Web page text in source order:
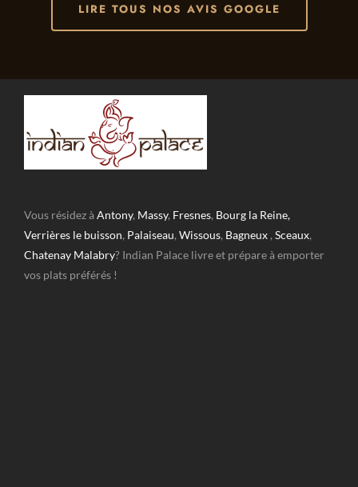
LIRE TOUS NOS AVIS GOOGLE
Vous résidez àAntony, Massy, Fresnes, Bourg la Reine,
Verrières le buisson, Palaiseau, Wissous, Bagneux , Sceaux,
Chatenay Malabry? Indian Palace livre et prépare à emporter
vos plats préférés !